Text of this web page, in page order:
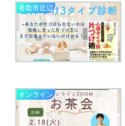
香取市近辺
オンライン